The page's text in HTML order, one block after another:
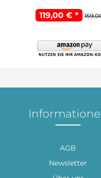
119,00 € *
AGB
Newsletter